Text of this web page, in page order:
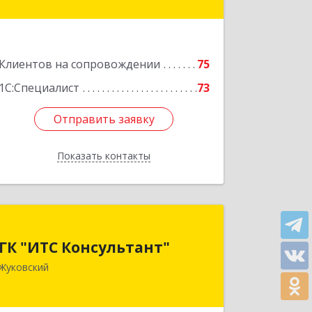
Клиентов на сопровождении
75
1С:Специалист
73
Отправить заявку
Показать контакты
Отправить заявку
Назад
ГК "ИТС Консультант"
140181, Московская обл, Жуковский г,
Ломоносова ул, дом № 29А, этаж 2,